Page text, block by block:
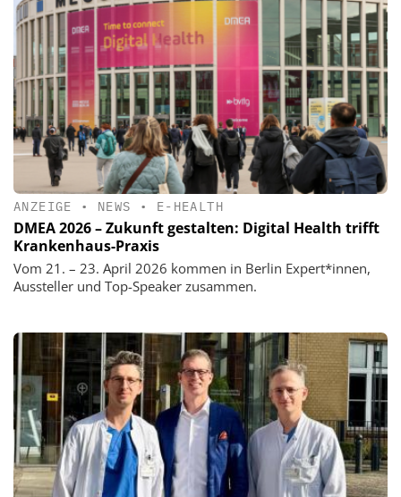
ANZEIGE • NEWS • E-HEALTH
DMEA 2026 – Zukunft gestalten: Digital Health trifft
Krankenhaus-Praxis
Vom 21. – 23. April 2026 kommen in Berlin Expert*innen,
Aussteller und Top-Speaker zusammen.